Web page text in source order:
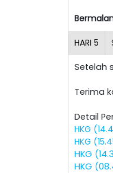
HARI 5
Setelah
Terima
Detail
HKG
HKG
HKG
HKG